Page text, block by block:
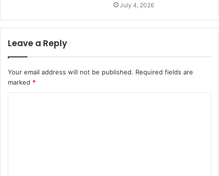
July 4, 2026
Leave a Reply
Your email address will not be published. Required fields are
marked *